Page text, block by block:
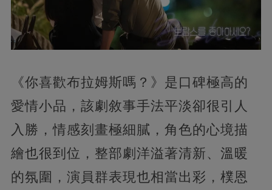
《你喜歡布拉姆斯嗎？》是口碑極高的
愛情小品，該劇敘事手法平淡卻很引人
入勝，情感刻畫極細膩，角色的心境描
繪也很到位，整部劇洋溢著清新、溫暖
的氛圍，演員群表現也相當出彩，樸恩